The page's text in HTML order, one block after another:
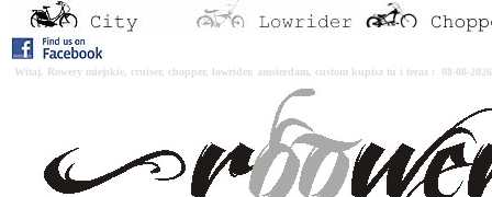
Witaj. Rowery miejskie, cruiser, chopper, lowrider, amsterdam, custom kupisz tu i teraz : 08-08-